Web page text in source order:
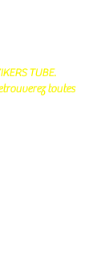
TUBE.
toutes